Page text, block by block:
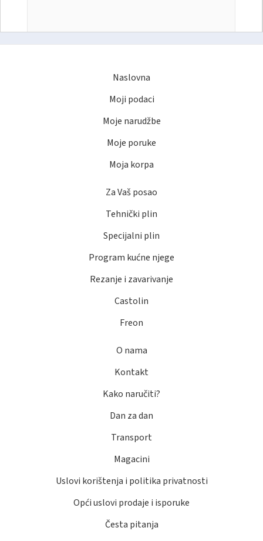
Naslovna
Moji podaci
Moje narudžbe
Moje poruke
Moja korpa
Za Vaš posao
Tehnički plin
Specijalni plin
Program kućne njege
Rezanje i zavarivanje
Castolin
Freon
O nama
Kontakt
Kako naručiti?
Dan za dan
Transport
Magacini
Uslovi korištenja i politika privatnosti
Opći uslovi prodaje i isporuke
Česta pitanja